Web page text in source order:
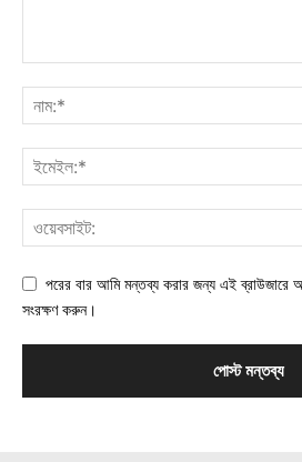
পরের বার আমি মন্তব্য করার জন্য এই ব্রাউজারে
সংরক্ষণ করুন।